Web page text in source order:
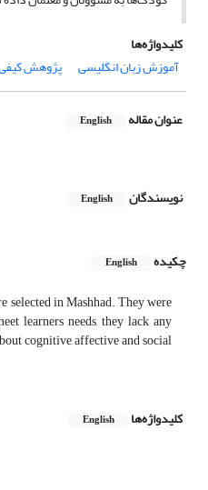
کلیدواژه‌ها
آموزش زبان انگلیسی
پژوهش
عنوان مقاله English
نویسندگان English
چکیده
English
selected in Mashhad. They were
learners needs, they lack any
cognitive, affective and social
کلیدواژه‌ها English